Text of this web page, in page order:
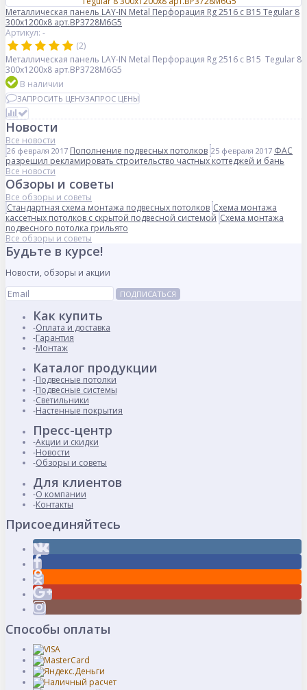
Металлическая панель LAY-IN Metal Перфорация Rg 2516 с В15 Tegular 8
300x1200x8 арт.BP3728M6G5
Артикул: -
(2)
Металлическая панель LAY-IN Metal Перфорация Rg 2516 с В15 Tegular 8
300x1200x8 арт.BP3728M6G5
В наличии
ЗАПРОСИТЬ ЦЕНУЗАПРОС ЦЕНЫ
Новости
Все новости
26 февраля 2017 Пополнение подвесных потолков 25 февраля 2017 ФАС
разрешил рекламировать строительство частных коттеджей и бань
Все новости
Обзоры и советы
Все обзоры и советы
Стандартная схема монтажа подвесных потолков Схема монтажа
кассетных потолков с скрытой подвесной системой Схема монтажа
подвесного потолка грильято
Все обзоры и советы
Будьте в курсе!
Новости, обзоры и акции
ПОДПИСАТЬСЯ
Как купить
Оплата и доставка
Гарантия
Монтаж
Каталог продукции
Подвесные потолки
Подвесные системы
Светильники
Настенные покрытия
Пресс-центр
Акции и скидки
Новости
Обзоры и советы
Для клиентов
О компании
Контакты
Присоединяйтесь
Способы оплаты